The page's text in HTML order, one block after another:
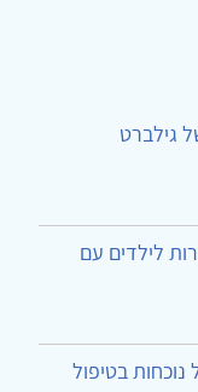
גילברט
לילדים עם
בטיפול